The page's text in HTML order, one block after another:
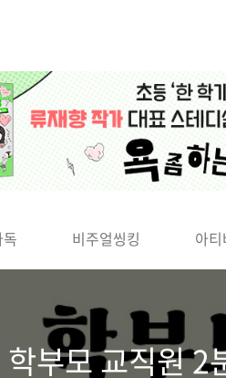
비주얼씽킹 아
부모 교직원 2